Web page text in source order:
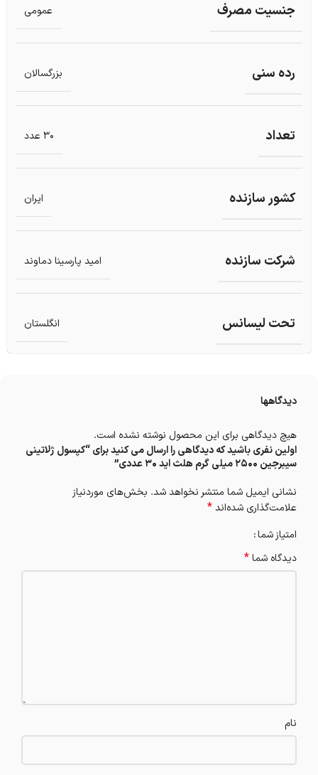
جنسیت مصرف عمومی
رده سنی بزرگسالان
تعداد 30 عدد
کشور سازنده ایران
شرکت سازنده امید پارسینا دماوند
تحت لیسانس انگلستان
دیدگاهها
هیچ دیدگاهی برای این محصول نوشته نشده است.
اولین نفری باشید که دیدگاهی را ارسال می کنید برای “کپسول ژلاتینی
سیبرجین 2500 میلی گرم هلث اید 30 عددی”
نشانی ایمیل شما منتشر نخواهد شد. بخش‌های موردنیاز
علامت‌گذاری شده‌اند*
امتیاز شما
دیدگاه شما*
نام